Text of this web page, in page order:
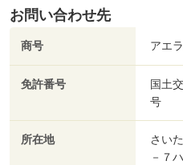
お問い合わせ先
商号 アエ
免許番号
国土
号
所在地
さい
－７